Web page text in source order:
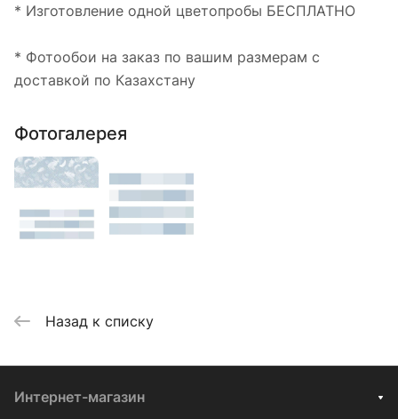
* Изготовление одной цветопробы БЕСПЛАТНО
* Фотообои на заказ по вашим размерам с
доставкой по Казахстану
Фотогалерея
Назад к списку
Интернет-магазин